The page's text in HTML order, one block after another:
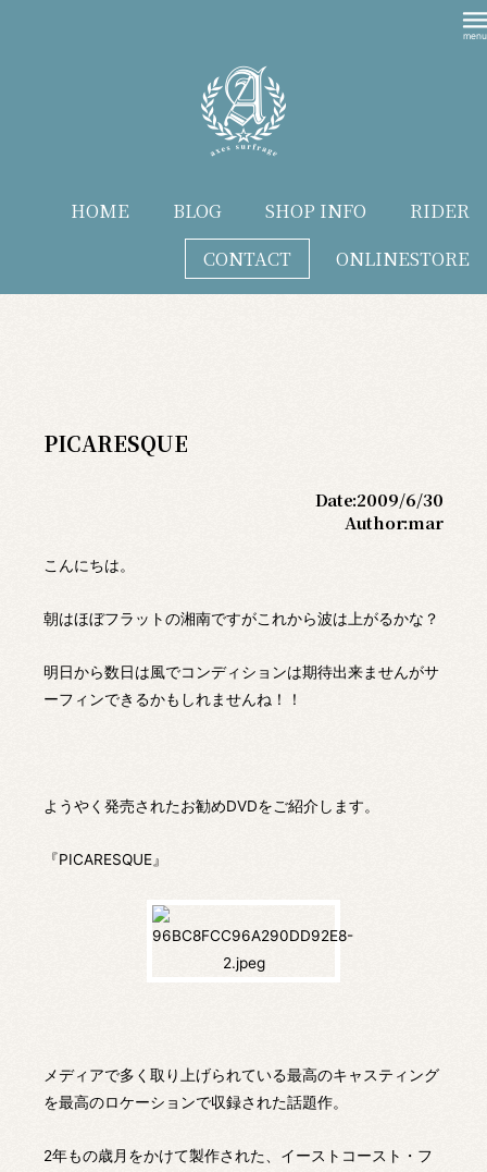
HOME BLOG SHOP INFO
RIDER
CONTACT
ONLINESTORE
PICARESQUE
Date:2009/6/30
Author:mar
こんにちは。
朝はほぼフラットの湘南ですがこれから波は上がるかな？
明日から数日は風でコンディションは期待出来ませんがサ
ーフィンできるかもしれませんね！！
ようやく発売されたお勧めDVDをご紹介します。
『PICARESQUE』
メディアで多く取り上げられている最高のキャスティング
を最高のロケーションで収録された話題作。
2年もの歳月をかけて製作された、イーストコースト・フ